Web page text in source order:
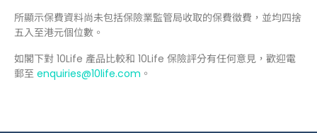
所顯示保費資料尚未包括保險業監管局收取的保費徵費，並均四捨
五入至港元個位數。
如閣下對 10Life 產品比較和 10Life 保險評分有任何意見，歡迎電
郵至 enquiries@10life.com 。